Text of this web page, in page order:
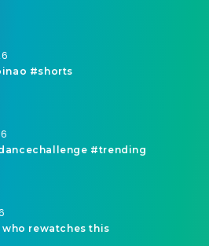
#shorts
#trending
who rewatches this